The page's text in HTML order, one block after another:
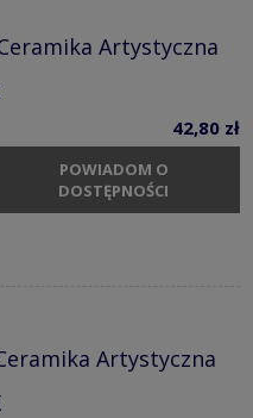
Artystyczna
42,80 zł
POWIADOM O
DOSTĘPNOŚCI
Artystyczna